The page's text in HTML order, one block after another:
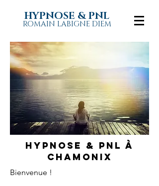
HYPNOSE & PNL
ROMAIN LABIGNE DIEM
Hypnose & pnl à
CHAMONIX
Bienvenue !